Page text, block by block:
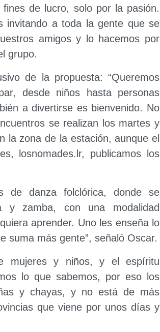
de lucro, solo por la pasión.
invitando a toda la gente que se
amigos y lo hacemos por
grupo.
de la propuesta: “Queremos
desde niños hasta personas
a divertirse es bienvenido. No
se realizan los martes y
la zona de la estación, aunque el
losnomades.lr, publicamos los
de danza folclórica, donde se
y zamba, con una modalidad
aprender. Uno les enseña lo
suma más gente”, señaló Oscar.
mujeres y niños, y el espíritu
lo que sabemos, por eso los
y chayas, y no está de más
que viene por unos días y